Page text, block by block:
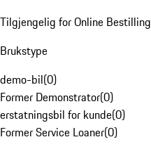
Tilgjengelig for Online Bestilling
Brukstype
demo-bil(0)
Former Demonstrator(0)
erstatningsbil for kunde(0)
Former Service Loaner(0)